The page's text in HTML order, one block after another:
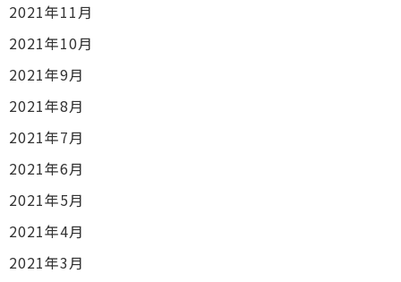
2021年11月
2021年10月
2021年9月
2021年8月
2021年7月
2021年6月
2021年5月
2021年4月
2021年3月